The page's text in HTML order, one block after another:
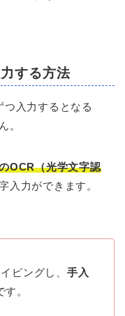
する方法
つ入力するとなる
。
OCR（光学文字認
入力ができます。
ピングし、 手入
す。